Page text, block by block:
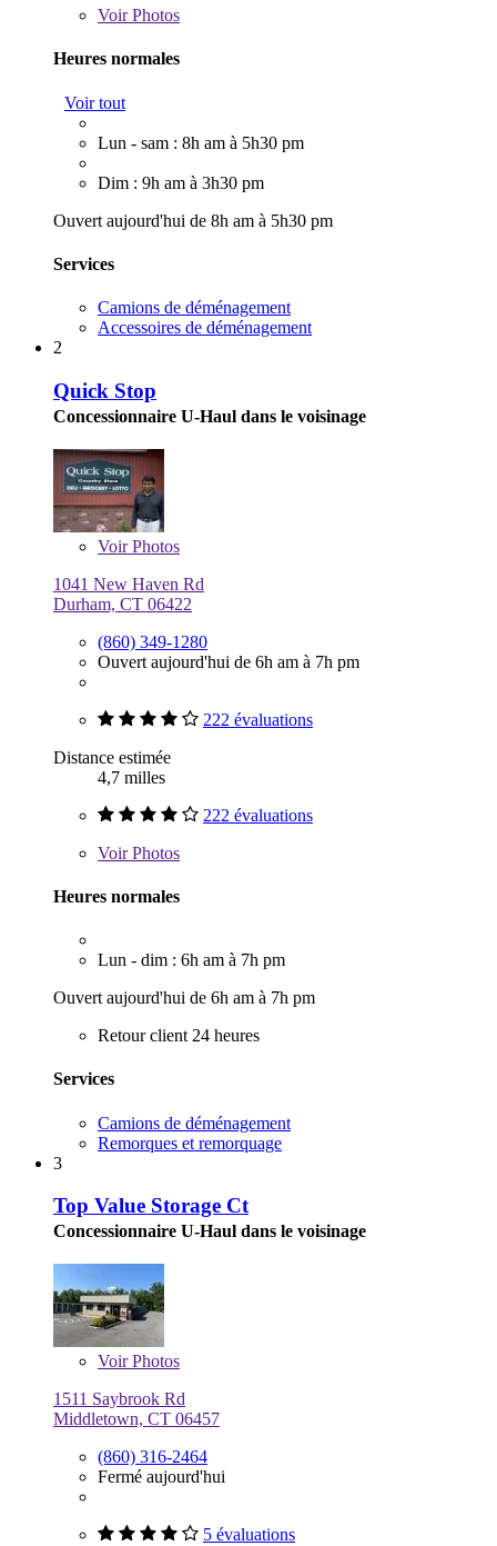
VoirPhotos
Heures normales
Voir tout
Lun - sam : 8h am à 5h30 pm
Dim : 9h am à 3h30 pm
Ouvert aujourd'hui de 8h am à 5h30 pm
Services
Camions de déménagement
Accessoires de déménagement
2
Quick Stop
Concessionnaire U-Haul dans le voisinage
VoirPhotos
1041 New Haven Rd
Durham, CT 06422
(860) 349-1280
Ouvert aujourd'hui de 6h am à 7h pm
222 évaluations
Distance estimée
4,7 milles
222 évaluations
VoirPhotos
Heures normales
Lun - dim : 6h am à 7h pm
Ouvert aujourd'hui de 6h am à 7h pm
Retour client 24 heures
Services
Camions de déménagement
Remorques et remorquage
3
Top Value Storage Ct
Concessionnaire U-Haul dans le voisinage
VoirPhotos
1511 Saybrook Rd
Middletown, CT 06457
(860) 316-2464
Fermé aujourd'hui
5 évaluations